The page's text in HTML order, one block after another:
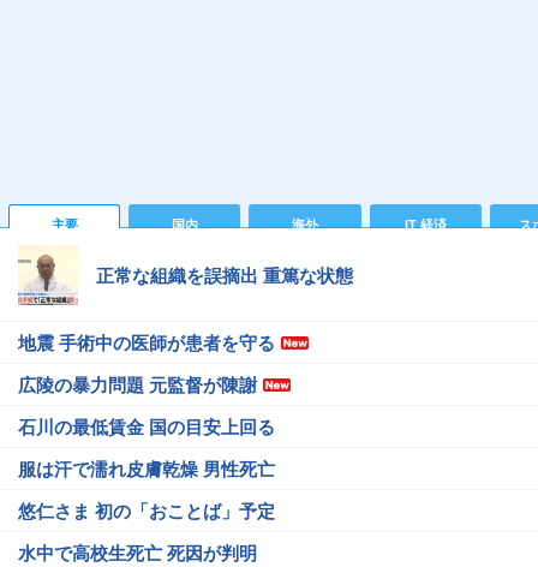
主要 国内 海外 IT 経済 ス
正常な組織を誤摘出 重篤な状態
地震 手術中の医師が患者を守る
広陵の暴力問題 元監督が陳謝
石川の最低賃金 国の目安上回る
服は汗で濡れ皮膚乾燥 男性死亡
悠仁さま 初の「おことば」予定
水中で高校生死亡 死因が判明